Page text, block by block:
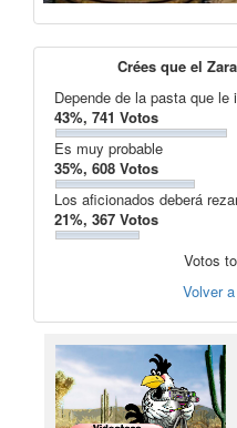
Crées que el
Depende de la pasta que
43%, 741 Votos
Es muy probable
35%, 608 Votos
Los aficionados deberá
21%, 367 Votos
Votos
Volver